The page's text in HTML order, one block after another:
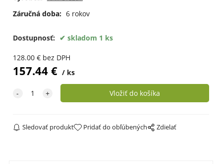
Záručná doba: 6 rokov
Dostupnosť: skladom 1 ks
128.00€ bez DPH
157.44€ ks
Sledovať produkt Pridať do obľúbených Zdielať